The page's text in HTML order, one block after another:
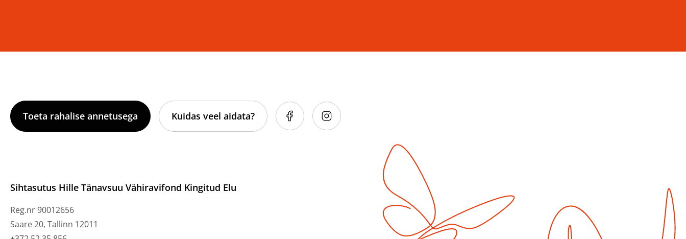
Toeta rahalise annetusega Kuidas veel aidata?
Sihtasutus Hille Tänavsuu Vähiravifond Kingitud Elu
Reg.nr 90012656
Saare 20, Tallinn 12011